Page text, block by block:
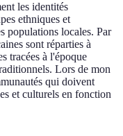
les identités
ethniques et
populations locales. Par
sont réparties à
tracées à l'époque
Lors de mon
qui doivent
et culturels en fonction